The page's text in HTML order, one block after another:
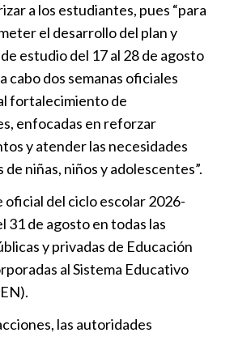
a los estudiantes, pues “para
el desarrollo del plan y
estudio del 17 al 28 de agosto
cabo dos semanas oficiales
fortalecimiento de
enfocadas en reforzar
y atender las necesidades
de niñas, niños y adolescentes”.
oficial del ciclo escolar 2026-
31 de agosto en todas las
y privadas de Educación
al Sistema Educativo
las autoridades